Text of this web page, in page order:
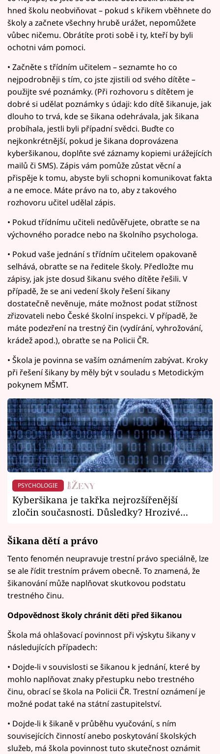
hned školu neobviňovat – pokud s křikem vběhnete do
školy a začnete všechny hrubě urážet, nepomůžete
vůbec ničemu. Obrátíte proti sobě i ty, kteří by byli
ochotni vám pomoci.
• Začněte s třídním učitelem – seznamte ho co
nejpodrobněji s tím, co jste zjistili od svého dítěte –
použijte své poznámky. (Při rozhovoru s dítětem je
dobré si udělat poznámky s údaji: kdo dítě šikanuje, jak
dlouho to trvá, kde se šikana odehrávala, jak šikana
probíhala, jestli byli případní svědci. Buďte co
nejkonkrétnější, pokud je šikana doprovázena
kyberšikanou, doplňte své záznamy kopiemi urážejících
mailů či SMS). Zápis vám pomůže zůstat věcní a
přispěje k tomu, abyste byli schopni komunikovat fakta
a ne emoce. Máte právo na to, aby z takového
rozhovoru učitel udělal zápis.
• Pokud třídnímu učiteli nedůvěřujete, obraťte se na
výchovného poradce nebo na školního psychologa.
• Pokud vaše jednání s třídním učitelem opakovaně
selhává, obraťte se na ředitele školy. Předložte mu
zápisy, jak jste dosud šikanu svého dítěte řešili. V
případě, že se ani vedení školy řešení šikany
dostatečně nevěnuje, máte možnost podat stížnost
zřizovateli nebo České školní inspekci. V případě, že
máte podezření na trestný čin (vydírání, vyhrožování,
krádež apod.), obraťte se na Policii ČR.
• Škola je povinna se vaším oznámením zabývat. Kroky
při řešení šikany by měly být v souladu s Metodickým
pokynem MŠMT.
PSYCHOLOGIE
Kyberšikana je takřka nejrozšířenější
zločin současnosti. Důsledky? Hrozivé…
Šikana dětí a právo
Tento fenomén neupravuje trestní právo speciálně, lze
se ale řídit trestním právem obecně. To znamená, že
šikanování může naplňovat skutkovou podstatu
trestného činu.
Odpovědnost školy chránit děti před šikanou
Škola má ohlašovací povinnost při výskytu šikany v
následujících případech:
• Dojde-li v souvislosti se šikanou k jednání, které by
mohlo naplňovat znaky přestupku nebo trestného
činu, obrací se škola na Policii ČR. Trestní oznámení je
možné podat také na státní zastupitelství.
• Dojde-li k šikaně v průběhu vyučování, s ním
souvisejících činností anebo poskytování školských
služeb, má škola povinnost tuto skutečnost oznámit